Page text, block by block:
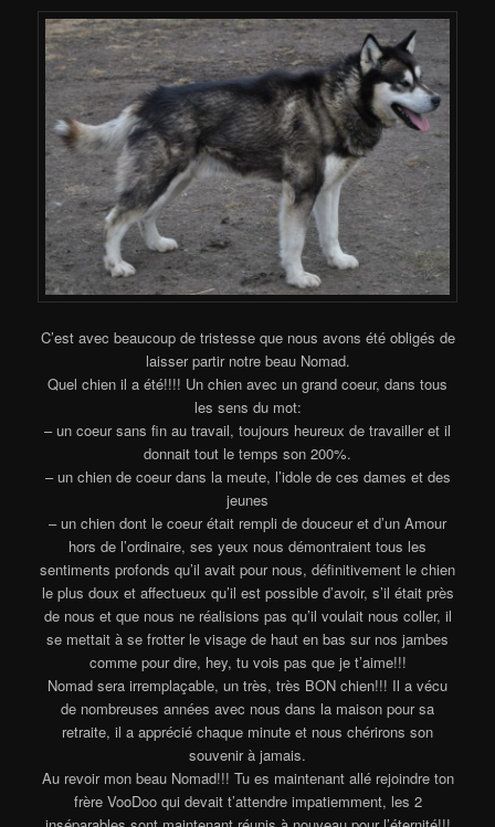
C’est avec beaucoup de tristesse que nous avons été obligés de
laisser partir notre beau Nomad.
Quel chien il a été!!!! Un chien avec un grand coeur, dans tous
les sens du mot:
– un coeur sans fin au travail, toujours heureux de travailler et il
donnait tout le temps son 200%.
– un chien de coeur dans la meute, l’idole de ces dames et des
jeunes
– un chien dont le coeur était rempli de douceur et d’un Amour
hors de l’ordinaire, ses yeux nous démontraient tous les
sentiments profonds qu’il avait pour nous, définitivement le chien
le plus doux et affectueux qu’il est possible d’avoir, s’il était près
de nous et que nous ne réalisions pas qu’il voulait nous coller, il
se mettait à se frotter le visage de haut en bas sur nos jambes
comme pour dire, hey, tu vois pas que je t’aime!!!
Nomad sera irremplaçable, un très, très BON chien!!! Il a vécu
de nombreuses années avec nous dans la maison pour sa
retraite, il a apprécié chaque minute et nous chérirons son
souvenir à jamais.
Au revoir mon beau Nomad!!! Tu es maintenant allé rejoindre ton
frère VooDoo qui devait t’attendre impatiemment, les 2